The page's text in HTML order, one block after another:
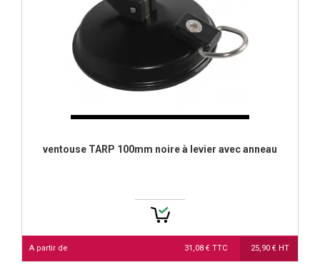
ventouse TARP 100mm noire à levier avec anneau
A partir de 31,08 € TTC 25,90 € HT